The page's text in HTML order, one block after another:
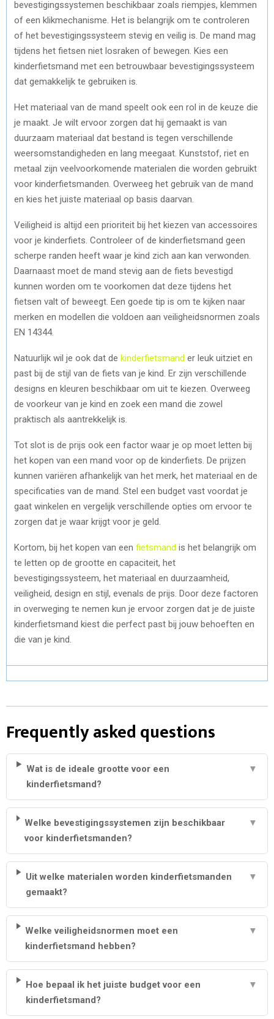
bevestigingssystemen beschikbaar zoals riempjes, klemmen
of een klikmechanisme. Het is belangrijk om te controleren
of het bevestigingssysteem stevig en veilig is. De mand mag
tijdens het fietsen niet losraken of bewegen. Kies een
kinderfietsmand met een betrouwbaar bevestigingssysteem
dat gemakkelijk te gebruiken is.
Het materiaal van de mand speelt ook een rol in de keuze die
je maakt. Je wilt ervoor zorgen dat hij gemaakt is van
duurzaam materiaal dat bestand is tegen verschillende
weersomstandigheden en lang meegaat. Kunststof, riet en
metaal zijn veelvoorkomende materialen die worden gebruikt
voor kinderfietsmanden. Overweeg het gebruik van de mand
en kies het juiste materiaal op basis daarvan.
Veiligheid is altijd een prioriteit bij het kiezen van accessoires
voor je kinderfiets. Controleer of de kinderfietsmand geen
scherpe randen heeft waar je kind zich aan kan verwonden.
Daarnaast moet de mand stevig aan de fiets bevestigd
kunnen worden om te voorkomen dat deze tijdens het
fietsen valt of beweegt. Een goede tip is om te kijken naar
merken en modellen die voldoen aan veiligheidsnormen zoals
EN 14344.
Natuurlijk wil je ook dat de kinderfietsmand er leuk uitziet en
past bij de stijl van de fiets van je kind. Er zijn verschillende
designs en kleuren beschikbaar om uit te kiezen. Overweeg
de voorkeur van je kind en zoek een mand die zowel
praktisch als aantrekkelijk is.
Tot slot is de prijs ook een factor waar je op moet letten bij
het kopen van een mand voor op de kinderfiets. De prijzen
kunnen variëren afhankelijk van het merk, het materiaal en de
specificaties van de mand. Stel een budget vast voordat je
gaat winkelen en vergelijk verschillende opties om ervoor te
zorgen dat je waar krijgt voor je geld.
Kortom, bij het kopen van een fietsmand is het belangrijk om
te letten op de grootte en capaciteit, het
bevestigingssysteem, het materiaal en duurzaamheid,
veiligheid, design en stijl, evenals de prijs. Door deze factoren
in overweging te nemen kun je ervoor zorgen dat je de juiste
kinderfietsmand kiest die perfect past bij jouw behoeften en
die van je kind.
Frequently asked questions
Wat is de ideale grootte voor een
kinderfietsmand?
▼
Welke bevestigingssystemen zijn beschikbaar
voor kinderfietsmanden?
▼
Uit welke materialen worden kinderfietsmanden
gemaakt?
▼
Welke veiligheidsnormen moet een
kinderfietsmand hebben?
▼
Hoe bepaal ik het juiste budget voor een
kinderfietsmand?
▼